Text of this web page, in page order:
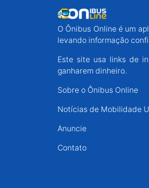
O Ônibus Online é um
levando informação
Este site usa links de
ganharem dinheiro.
Sobre o Ônibus Online
Notícias de Mobilidade
Anuncie
Contato